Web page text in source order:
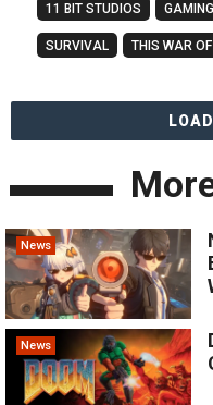
11 BIT STUDIOS
SURVIVAL THIS WAR
News
News